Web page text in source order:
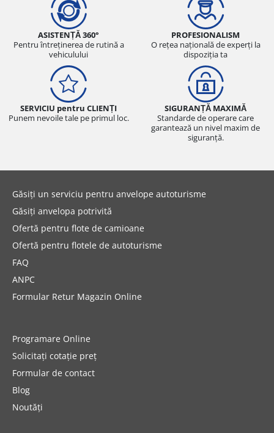
ASISTENȚĂ 360°
Pentru întreținerea de rutină a
vehiculului
PROFESIONALISM
O rețea națională de experți la
dispoziția ta
SERVICIU pentru CLIENȚI
Punem nevoile tale pe primul loc.
SIGURANȚĂ MAXIMĂ
Standarde de operare care
garantează un nivel maxim de
siguranță.
Găsiți un serviciu pentru anvelope autoturisme
Găsiți anvelopa potrivită
Ofertă pentru flote de camioane
Ofertă pentru flotele de autoturisme
FAQ
ANPC
Formular Retur Magazin Online
Programare Online
Solicitați cotație preț
Formular de contact
Blog
Noutăți